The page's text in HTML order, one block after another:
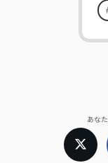
あな